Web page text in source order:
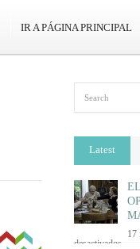
IR A PÁGINA PRINCIPAL
Latest
17
desactivadosen